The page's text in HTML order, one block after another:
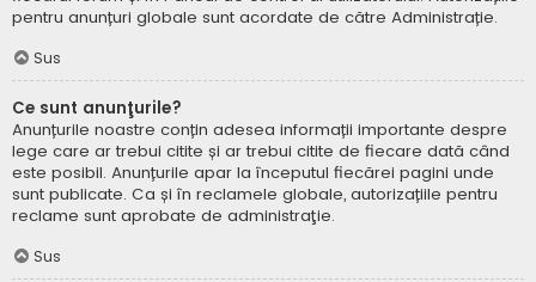
pentru anunțuri globale sunt acordate de către Administrație.
Sus
Ce sunt anunţurile?
Anunțurile noastre conțin adesea informații importante despre
lege care ar trebui citite și ar trebui citite de fiecare dată când
este posibil. Anunțurile apar la începutul fiecărei pagini unde
sunt publicate. Ca și în reclamele globale, autorizațiile pentru
reclame sunt aprobate de administraţie.
Sus